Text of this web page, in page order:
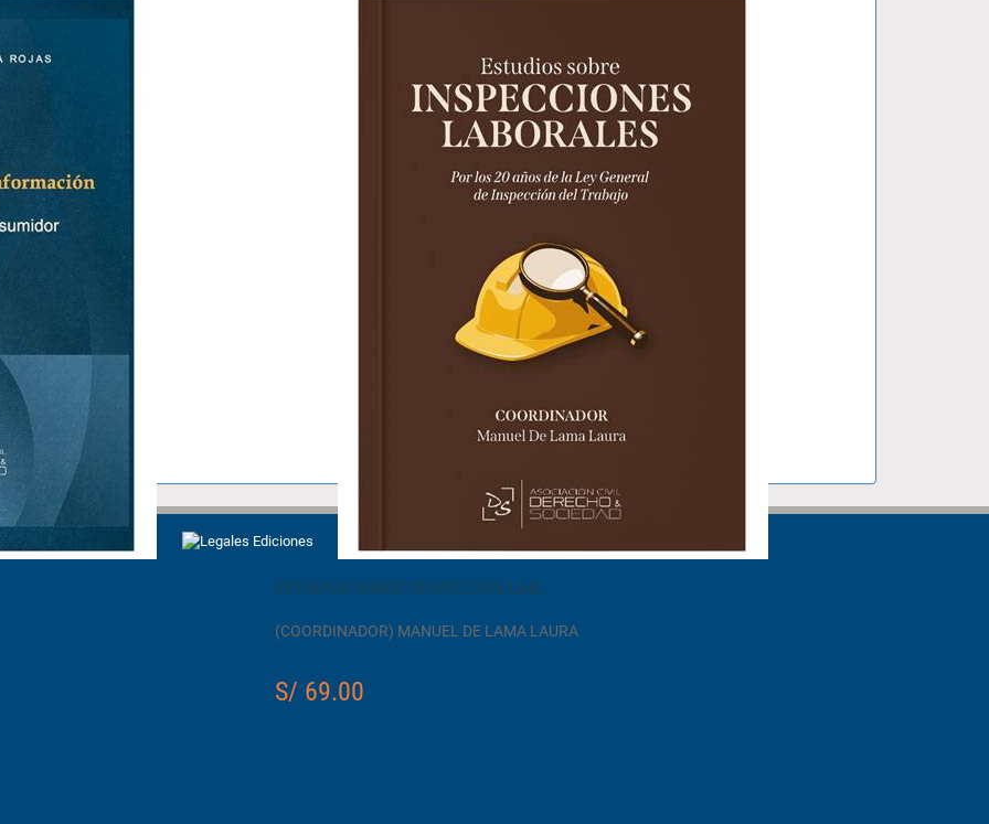
LA EXPANSION DEL DERECHO PENAL..
JESUS-MARIA SILVA SANCHEZ
ESTUDIOS SOBRE INSPECCIÓN LAB..
(COORDINADOR) MANUEL DE LAMA LAURA
S/ 69.00